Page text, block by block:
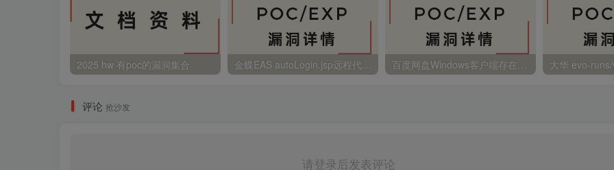
2025 hw 有poc的漏洞集合
评论 抢沙发
请登录后发表评论